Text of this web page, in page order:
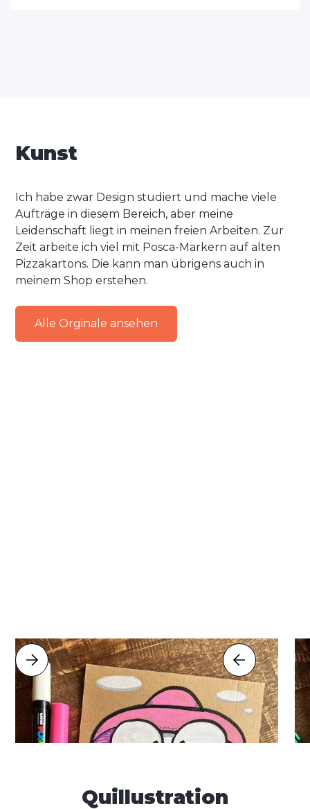
Kunst
Ich habe zwar Design studiert und mache viele
Aufträge in diesem Bereich, aber meine
Leidenschaft liegt in meinen freien Arbeiten. Zur
Zeit arbeite ich viel mit Posca-Markern auf alten
Pizzakartons. Die kann man übrigens auch in
meinem Shop erstehen.
Alle Orginale ansehen
Quillustration